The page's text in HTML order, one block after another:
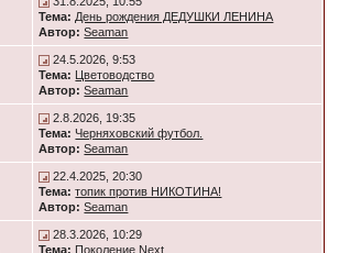
Тема: День рождения ДЕДУШКИ ЛЕНИНА
Автор: Seaman
24.5.2026, 9:53
Тема: Цветоводство
Автор: Seaman
2.8.2026, 19:35
Тема: Черняховский футбол.
Автор: Seaman
22.4.2025, 20:30
Тема: топик против НИКОТИНА!
Автор: Seaman
28.3.2026, 10:29
Тема: Поколение Next